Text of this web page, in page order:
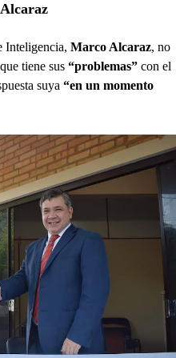
Inteligencia, Marco Alcaraz, no
tiene sus “problemas” con el
suya “en un momento